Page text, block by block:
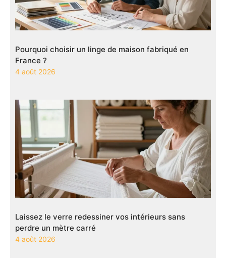
Pourquoi choisir un linge de maison fabriqué en
France ?
4 août 2026
Laissez le verre redessiner vos intérieurs sans
perdre un mètre carré
4 août 2026